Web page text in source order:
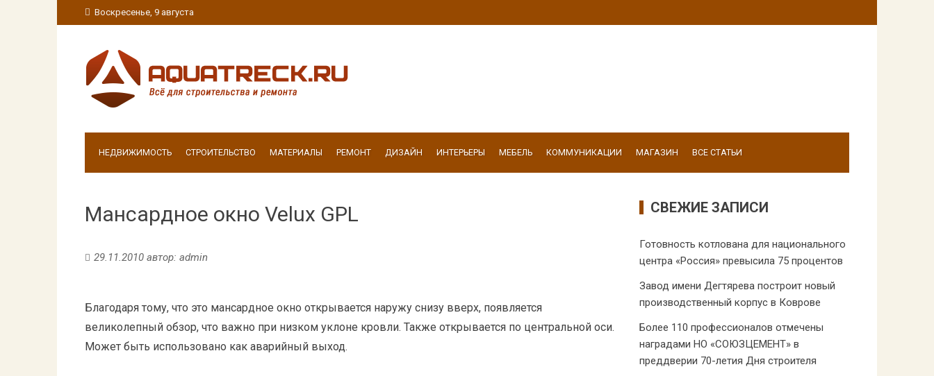
Воскресенье, 9 августа
НЕДВИЖИМОСТЬ СТРОИТЕЛЬСТВО МАТЕРИАЛЫ РЕМОНТ ДИЗАЙН ИНТЕРЬЕРЫ МЕБЕЛЬ КОММУНИКАЦИИ МАГАЗИН ВСЕ СТАТЬИ
Мансардное окно Velux GPL
29.11.2010 автор: admin
Благодаря тому, что это мансардное окно открывается наружу снизу вверх, появляется
великолепный обзор, что важно при низком уклоне кровли. Также открывается по центральной оси.
Может быть использовано как аварийный выход.
СВЕЖИЕ ЗАПИСИ
Готовность котлована для национального
центра «Россия» превысила 75 процентов
Завод имени Дегтярева построит новый
производственный корпус в Коврове
Более 110 профессионалов отмечены
наградами НО «СОЮЗЦЕМЕНТ» в
преддверии 70-летия Дня строителя